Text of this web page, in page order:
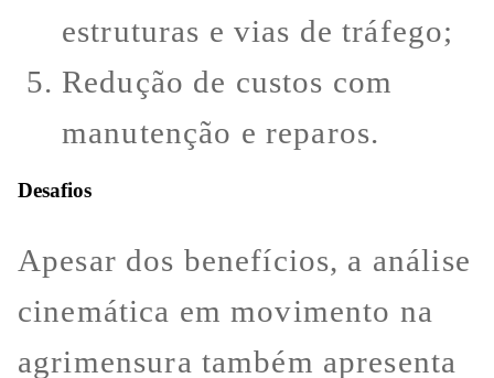
estruturas e vias de tráfego;
Redução de custos com
manutenção e reparos.
Desafios
Apesar dos benefícios, a análise
cinemática em movimento na
agrimensura também apresenta